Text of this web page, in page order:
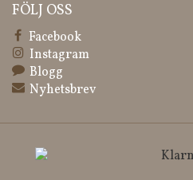
FÖLJ OSS
Facebook
Instagram
Blogg
Nyhetsbrev